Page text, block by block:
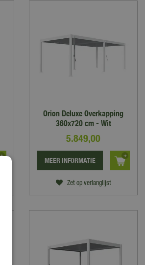
Orion Deluxe Overkapping
360x720 cm - Wit
5.849,00
Zet op verlanglijst
MEER INFORMATIE